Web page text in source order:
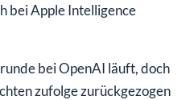
bei Apple Intelligence
bei OpenAI läuft, doch
zufolge zurückgezogen